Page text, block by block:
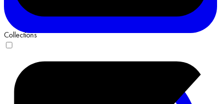
Collections